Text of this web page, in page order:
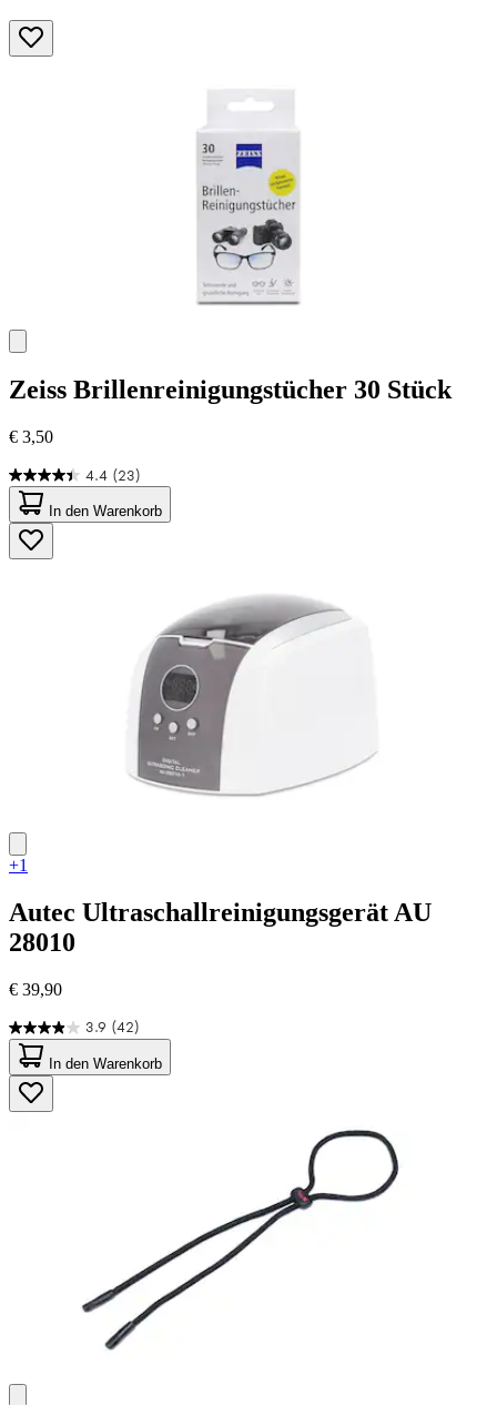
Zeiss Brillenreinigungstücher 30 Stück
€ 3,50
4.4 (23)
4.4
von
5
Sternen.
23
In den Warenkorb
+1
Autec Ultraschallreinigungsgerät AU
28010
€ 39,90
3.9 (42)
3.9
von
5
Sternen.
42
In den Warenkorb